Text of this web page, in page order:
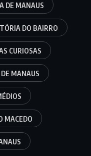
DE MANAUS
DO BAIRRO
CURIOSAS
MANAUS
MACEDO